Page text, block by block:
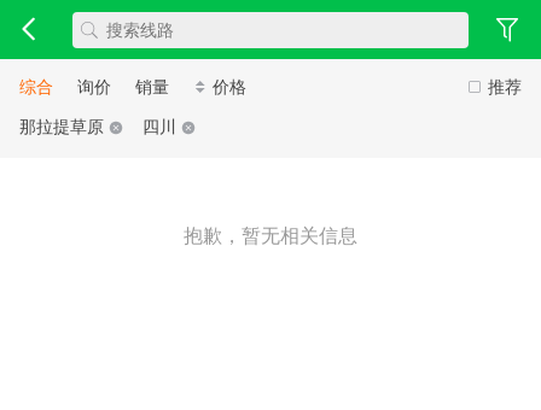
推荐
综合 询价 销量
价格
那拉提草原
四川
抱歉，暂无相关信息